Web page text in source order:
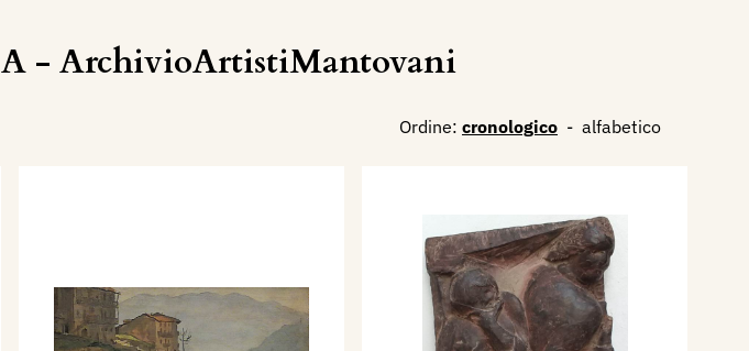
A - ArchivioArtistiMantovani
Ordine: cronologico - alfabetico